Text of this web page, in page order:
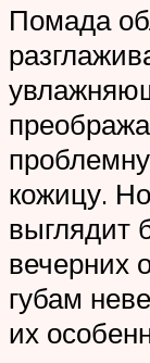
Помада
кожицу.
выглядит
вечерних
губам
их